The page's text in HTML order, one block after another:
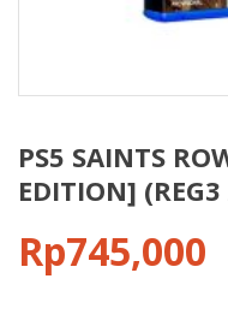
PS5 SAINTS
EDITION]
Rp745,000